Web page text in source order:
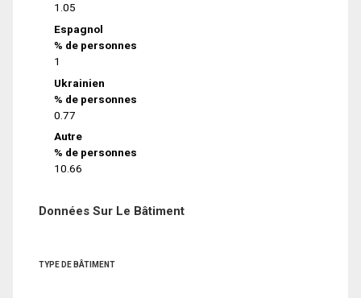
1.05
Espagnol
% de personnes
1
Ukrainien
% de personnes
0.77
Autre
% de personnes
10.66
Données Sur Le Bâtiment
TYPE DE BÂTIMENT